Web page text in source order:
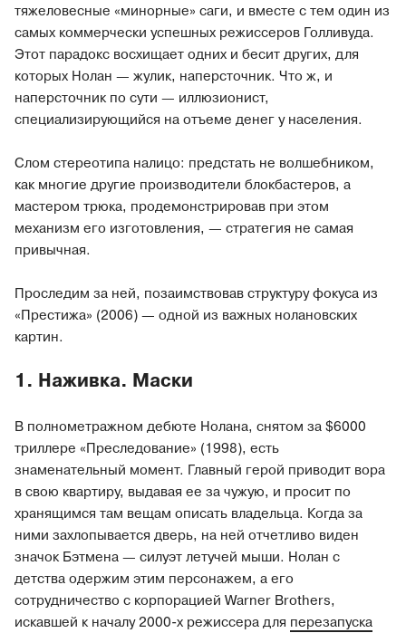
тяжеловесные «минорные» саги, и вместе с тем один из
самых коммерчески успешных режиссеров Голливуда.
Этот парадокс восхищает одних и бесит других, для
которых Нолан — жулик, наперсточник. Что ж, и
наперсточник по сути — иллюзионист,
специализирующийся на отъеме денег у населения.
Слом стереотипа налицо: предстать не волшебником,
как многие другие производители блокбастеров, а
мастером трюка, продемонстрировав при этом
механизм его изготовления, — стратегия не самая
привычная.
Проследим за ней, позаимствовав структуру фокуса из
«Престижа» (2006) — одной из важных нолановских
картин.
1. Наживка. Маски
В полнометражном дебюте Нолана, снятом за $6000
триллере «Преследование» (1998), есть
знаменательный момент. Главный герой приводит вора
в свою квартиру, выдавая ее за чужую, и просит по
хранящимся там вещам описать владельца. Когда за
ними захлопывается дверь, на ней отчетливо виден
значок Бэтмена — силуэт летучей мыши. Нолан с
детства одержим этим персонажем, а его
сотрудничество с корпорацией Warner Brothers,
искавшей к началу 2000-х режиссера для перезапуска